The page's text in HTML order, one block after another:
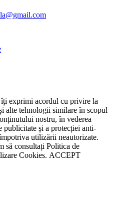
exprimi acordul cu privire la
alte tehnologii similare în scopul
nostru, în vederea
și a protecției anti-
utilizării neautorizate.
să consultați Politica de
Cookies. ACCEPT